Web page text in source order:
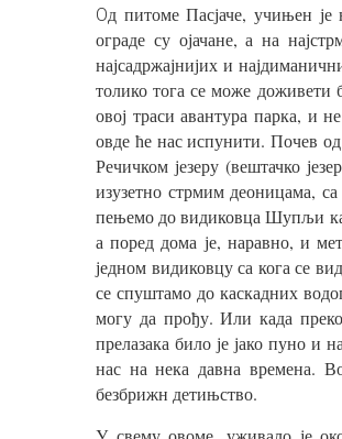
Од питоме Пасјаче, учињен је
ограде су ојачане, а на
најсадржајнијих и
толико тога се може доживети
овој траси авантура парка, и
овде ће нас испунити. Почев
Речичком језеру (вештачко
изузетно стрмим деоницама,
пењемо до видиковца Шупљи
а поред дома је, наравно, и
једном видиковцу са кога се
се спуштамо до каскадних
могу да прођу. Или када
прелазака било је јако пуно и
нас на нека давна времена.
безбрижн детињство.